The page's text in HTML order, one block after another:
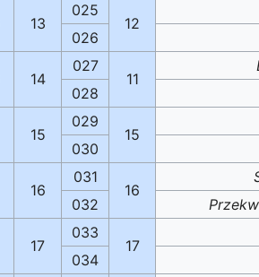
13
025
12
026
14
027
11
028
15
029
15
030
16
031
16
032
17
033
17
034